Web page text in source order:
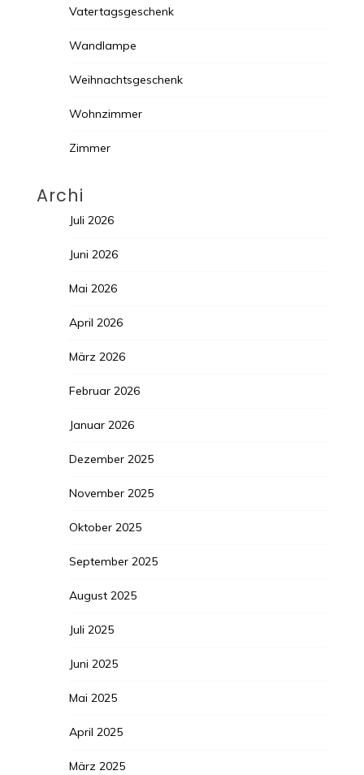
Vatertagsgeschenk
Wandlampe
Weihnachtsgeschenk
Wohnzimmer
Zimmer
Archi
Juli 2026
Juni 2026
Mai 2026
April 2026
März 2026
Februar 2026
Januar 2026
Dezember 2025
November 2025
Oktober 2025
September 2025
August 2025
Juli 2025
Juni 2025
Mai 2025
April 2025
März 2025